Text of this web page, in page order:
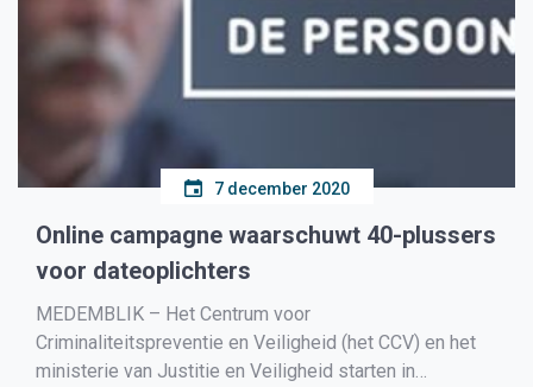
7 december 2020
Online campagne waarschuwt 40-plussers
voor dateoplichters
MEDEMBLIK – Het Centrum voor
Criminaliteitspreventie en Veiligheid (het CCV) en het
ministerie van Justitie en Veiligheid starten in